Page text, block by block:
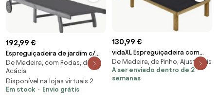
192,99 €
Espreguiçadeira de jardim c/
almofadão acácia maciça
cinzento
De Madeira, com Rodas, de
Acácia
Disponível na lojas virtuais 2
Em stock
Envio grátis
130,99 €
vidaXL Espreguiçadeira com
almofadão preto pinho
impregnado
De Madeira, de Pinho, Ajustáveis
A ser enviado dentro de 2
semanas